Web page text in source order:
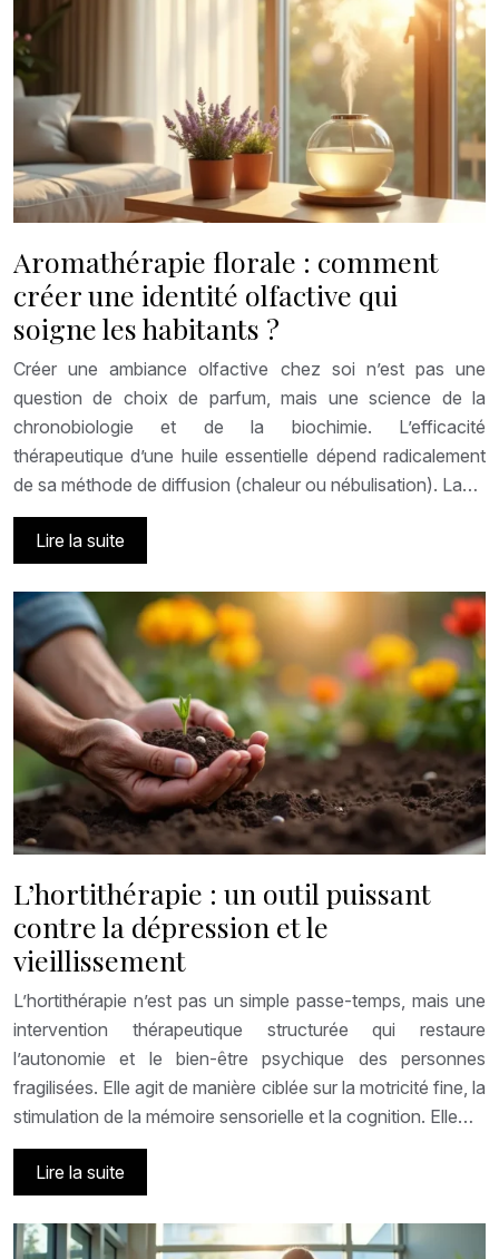
Aromathérapie florale : comment
créer une identité olfactive qui
soigne les habitants ?
Créer une ambiance olfactive chez soi n’est pas une
question de choix de parfum, mais une science de la
chronobiologie et de la biochimie. L’efficacité
thérapeutique d’une huile essentielle dépend radicalement
de sa méthode de diffusion (chaleur ou nébulisation). La…
Lire la suite
L’hortithérapie : un outil puissant
contre la dépression et le
vieillissement
L’hortithérapie n’est pas un simple passe-temps, mais une
intervention thérapeutique structurée qui restaure
l’autonomie et le bien-être psychique des personnes
fragilisées. Elle agit de manière ciblée sur la motricité fine, la
stimulation de la mémoire sensorielle et la cognition. Elle…
Lire la suite